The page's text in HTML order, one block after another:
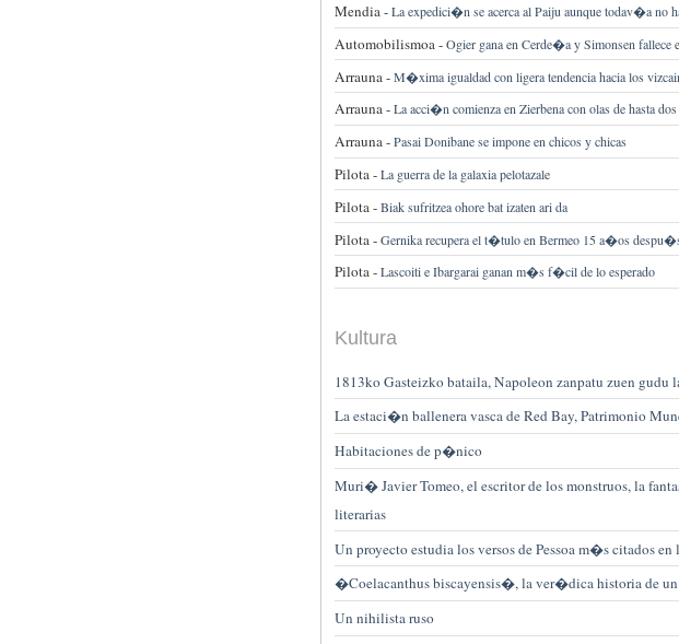
Mendia -La expedici�n se acerca al Paiju aunque todav�a no
Automobilismoa -Ogier gana en Cerde�a y Simonsen fallece
Arrauna -M�xima igualdad con ligera tendencia hacia los
Arrauna -La acci�n comienza en Zierbena con olas de hasta dos
Arrauna -Pasai Donibane se impone en chicos y chicas
Pilota -La guerra de la galaxia pelotazale
Pilota -Biak sufritzea ohore bat izaten ari da
Pilota -Gernika recupera el t�tulo en Bermeo 15 a�os
Pilota -Lascoiti e Ibargarai ganan m�s f�cil de lo esperado
Kultura
1813ko Gasteizko bataila, Napoleon zanpatu zuen gudu
La estaci�n ballenera vasca de Red Bay, Patrimonio
Habitaciones de p�nico
Muri� Javier Tomeo, el escritor de los monstruos, la
literarias
Un proyecto estudia los versos de Pessoa m�s citados en
�Coelacanthus biscayensis�, la ver�dica historia de un
Un nihilista ruso